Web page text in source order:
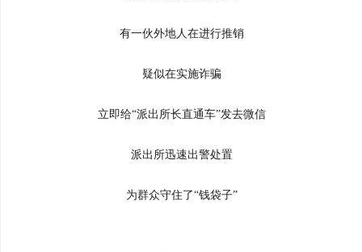
有一伙外地人在进行推销
疑似在实施诈骗
立即给“派出所长直通车”发去微信
派出所迅速出警处置
为群众守住了“钱袋子”